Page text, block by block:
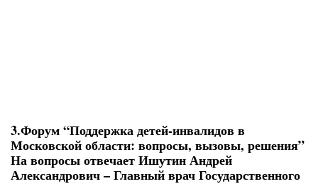
3.Форум “Поддержка детей-инвалидов в
Московской области: вопросы, вызовы, решения”
На вопросы отвечает Ишутин Андрей
Александрович – Главный врач Государственного